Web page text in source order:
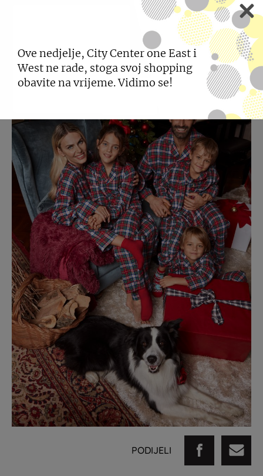
PODIJELI
Ove nedjelje, City Center one East i
West ne rade, stoga svoj shopping
obavite na vrijeme. Vidimo se!